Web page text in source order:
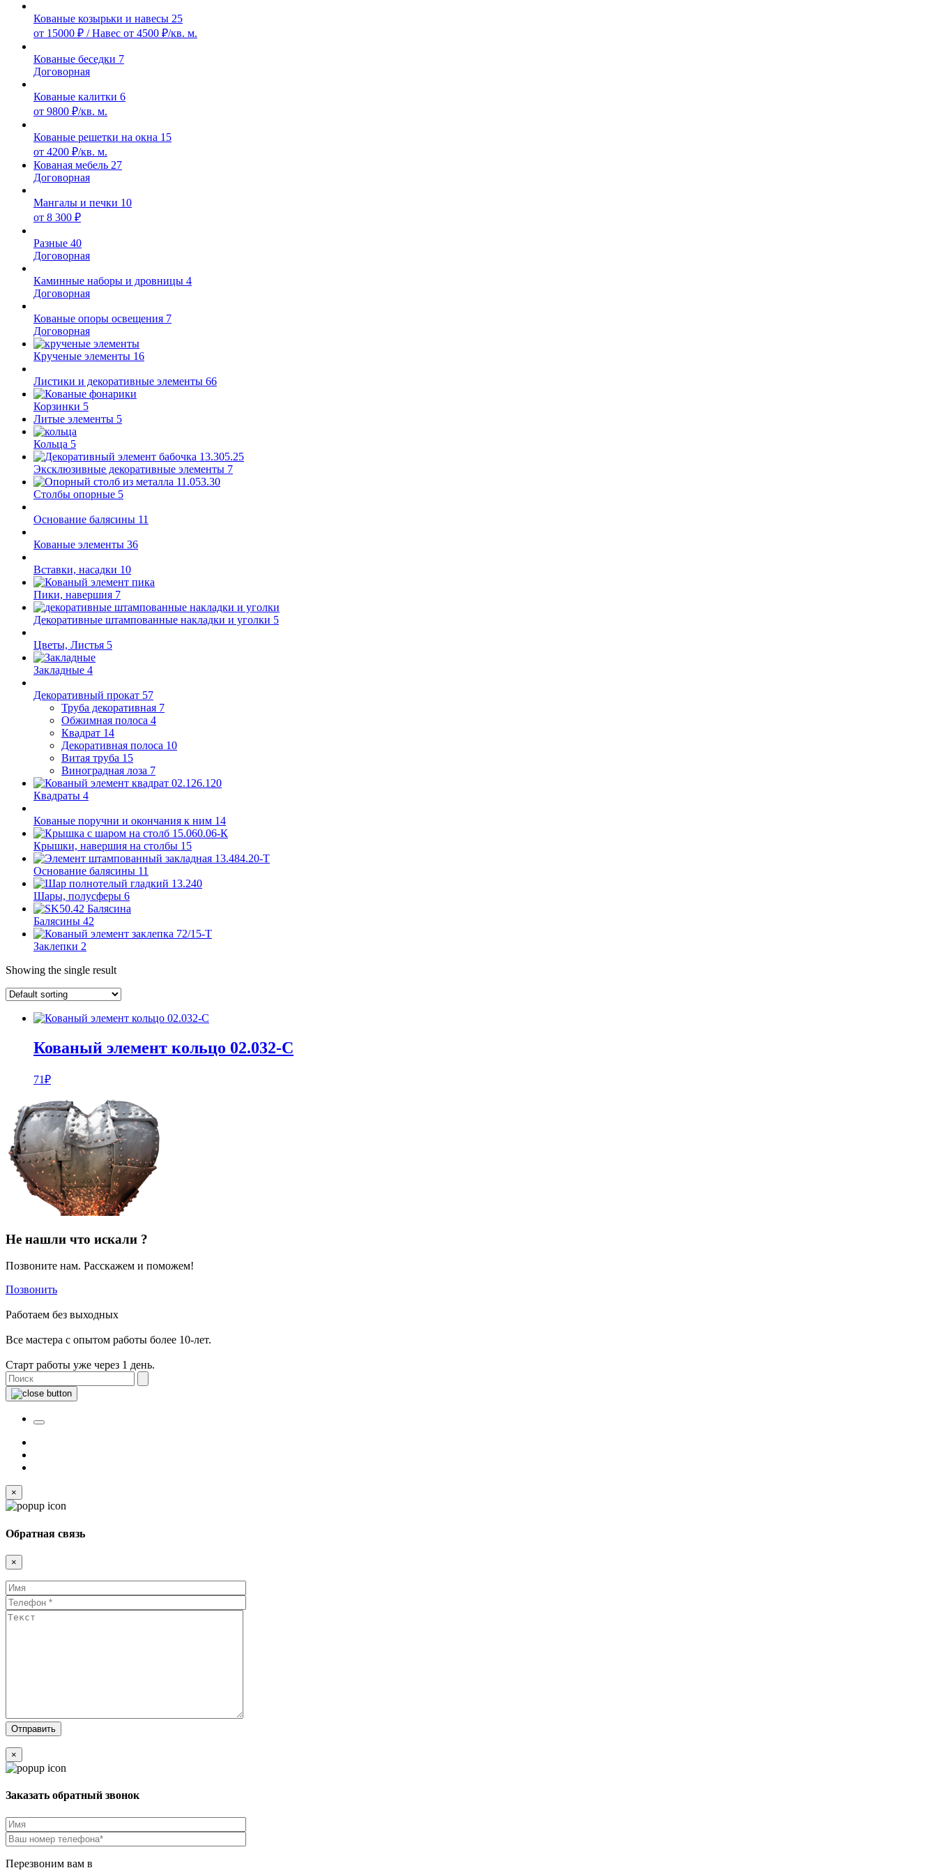
Кованые козырьки и навесы 25
от 15000 ₽ / Навес от 4500 ₽/кв. м.
Кованые беседки 7
Договорная
Кованые калитки 6
от 9800 ₽/кв. м.
Кованые решетки на окна 15
от 4200 ₽/кв. м.
Кованая мебель 27
Договорная
Мангалы и печки 10
от 8 300 ₽
Разные 40
Договорная
Каминные наборы и дровницы 4
Договорная
Кованые опоры освещения 7
Договорная
Крученые элементы 16
Листики и декоративные элементы 66
Корзинки 5
Литые элементы 5
Кольца 5
Эксклюзивные декоративные элементы 7
Столбы опорные 5
Основание балясины 11
Кованые элементы 36
Вставки, насадки 10
Пики, навершия 7
Декоративные штампованные накладки и уголки 5
Цветы, Листья 5
Закладные 4
Декоративный прокат 57
Труба декоративная 7
Обжимная полоса 4
Квадрат 14
Декоративная полоса 10
Витая труба 15
Виноградная лоза 7
Квадраты 4
Кованые поручни и окончания к ним 14
Крышки, навершия на столбы 15
Основание балясины 11
Шары, полусферы 6
Балясины 42
Заклепки 2
Showing the single result
Кованый элемент кольцо 02.032-С
71₽
Не нашли что искали ?
Позвоните нам. Расскажем и поможем!
Позвонить
Работаем без выходных
Все мастера с опытом работы более 10-лет.
Старт работы уже через 1 день.
×
Обратная связь
×
×
Заказать обратный звонок
Перезвоним вам в